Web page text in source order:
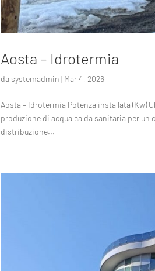
Aosta – Idrotermia
da systemadmin | Mar 4, 2026
Aosta – Idrotermia Potenza installata (Kw)
produzione di acqua calda sanitaria per
distribuzione...